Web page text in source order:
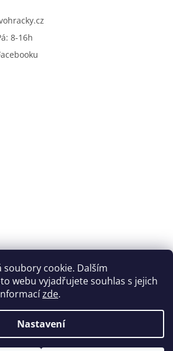
soubory cookie. Dalším
webu vyjadřujete souhlas s jejich
zde.
Nastavení
8-16h
Vytvořil Shoptet